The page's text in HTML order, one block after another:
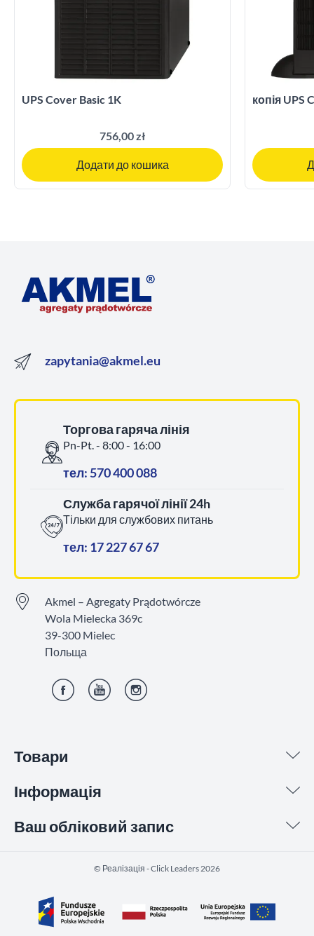
UPS Cover Basic 1K
756,00 zł
Додати до кошика
копія UPS
Товари
Інформація
Ваш обліковий запис
zapytania@akmel.eu
Торгова гаряча лінія
Pn-Pt. - 8:00 - 16:00
тел: 570 400 088
Служба гарячої лінії 24h
Тільки для службових питань
тел: 17 227 67 67
Akmel – Agregaty Prądotwórcze
Wola Mielecka 369c
39-300 Mielec
Польща
©️ Реалізація - Click Leaders 2026